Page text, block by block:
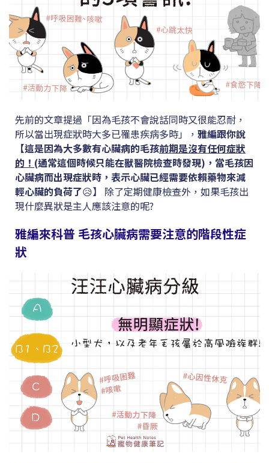
先前的文章提過「因為毛孩不會說話同時又很能忍耐，
所以當出現症狀時大多已罹患疾病多時」， 雅編跟你說
【這是因為大多數有心臟病的毛孩前期是沒有任何症狀
的！ (通常這個時候只能在獸醫院檢查時發現)，當毛孩因
心臟病而出現症狀時，表示心臟已經需要依賴藥物來減
輕心臟的負荷了😥】 除了定期健康檢查外，如果毛孩出
現什麼異狀是主人應該注意的呢?
雅編來科普 毛孩心臟病需要注意的階段性症
狀